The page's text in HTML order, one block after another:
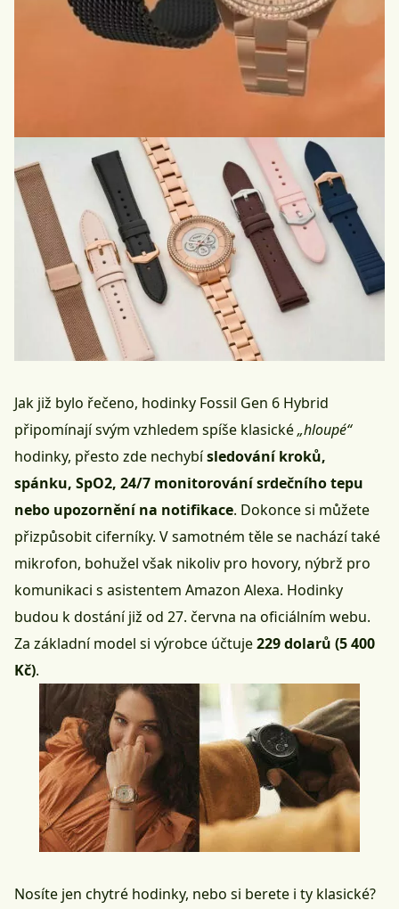
Jak již bylo řečeno, hodinky Fossil Gen 6 Hybrid
připomínají svým vzhledem spíše klasické„hloupé“
hodinky, přesto zde nechybísledování kroků,
spánku, SpO2, 24/7 monitorování srdečního tepu
nebo upozornění na notifikace. Dokonce si můžete
přizpůsobit ciferníky. V samotném těle se nachází také
mikrofon, bohužel však nikoliv pro hovory, nýbrž pro
komunikaci s asistentem Amazon Alexa. Hodinky
budou k dostání již od 27. června na oficiálním webu.
Za základní model si výrobce účtuje229 dolarů (5 400
Kč).
Nosíte jen chytré hodinky, nebo si berete i ty klasické?